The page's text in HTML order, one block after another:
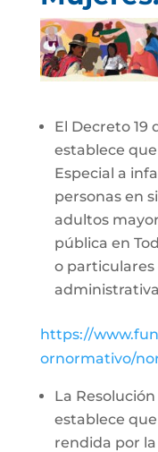
El Decreto 19
establece
Especial a
personas en
adultos
pública en
o
https://
ornormativo/
La Resolución
establece
rendida por